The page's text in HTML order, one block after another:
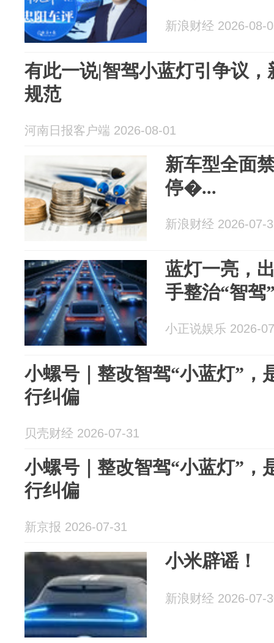
新浪财经 2026-08-
有此一说|智驾小蓝灯引争议
规范
河南日报客户端 2026-08-01
新车型全面
停�...
新浪财经 2026-07-
蓝灯一亮，
手整治“智驾
小正说娱乐 2026-
小螺号｜整改智驾“小蓝灯”，
行纠偏
贝壳财经 2026-07-31
小螺号｜整改智驾“小蓝灯”，
行纠偏
新京报 2026-07-31
小米辟谣！
新浪财经 2026-07-